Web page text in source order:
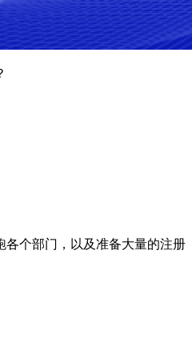
各个部门，以及准备大量的注册